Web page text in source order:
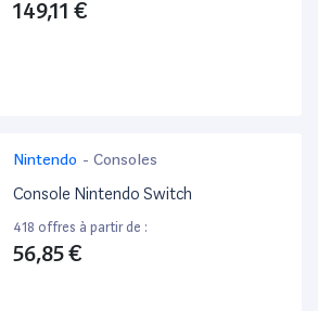
149,11 €
Nintendo - Consoles
Console Nintendo Switch
418 offres à partir de :
56,85 €